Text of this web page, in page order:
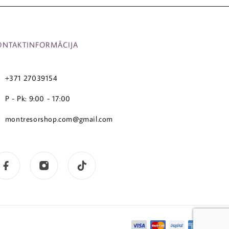
+371 27039154
P - Pk: 9:00 - 17:00
montresorshop.com@gmail.com